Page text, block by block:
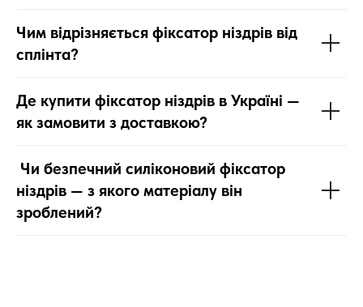
Чим відрізняється фіксатор ніздрів від
сплінта?
Де купити фіксатор ніздрів в Україні —
як замовити з доставкою?
Чи безпечний силіконовий фіксатор
ніздрів — з якого матеріалу він
зроблений?